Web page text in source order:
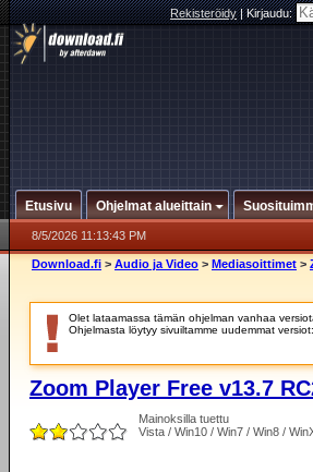
Rekisteröidy|Kirjaudu:
Etusivu Ohjelmat alueittain
8/5/2026 11:13:43 PM
Download.fi > Audio ja Video > Mediasoittimet >
Olet lataamassa tämän ohjelman vanhaa
Ohjelmasta löytyy sivuiltamme uudemmat versiot:
Zoom Player Free v13.7
Mainoksilla tuettu
Vista / Win10 / Win7 / Win8 /